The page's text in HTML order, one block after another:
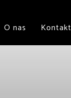
O nas Kontakt